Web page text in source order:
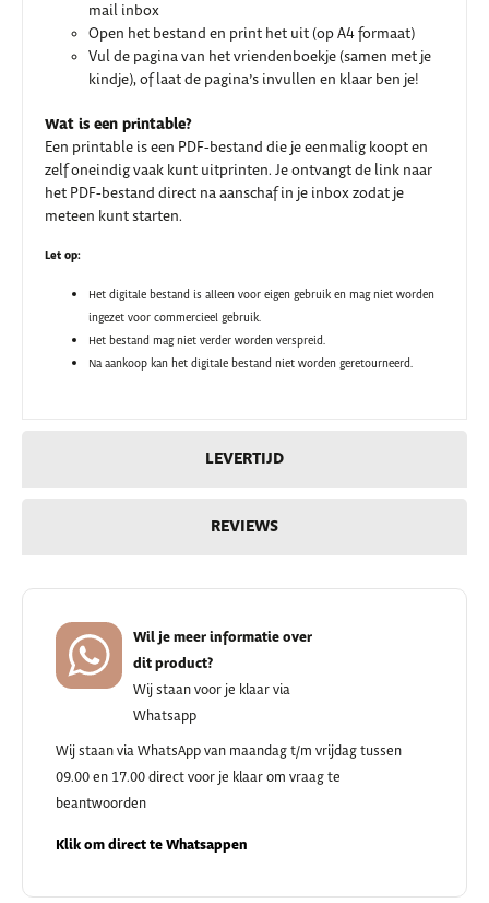
LEVERTIJD
REVIEWS
mail inbox
Open het bestand en print het uit (op A4 formaat)
Vul de pagina van het vriendenboekje (samen met je
kindje), of laat de pagina’s invullen en klaar ben je!
Wat is een printable?
Een printable is een PDF-bestand die je eenmalig koopt en
zelf oneindig vaak kunt uitprinten. Je ontvangt de link naar
het PDF-bestand direct na aanschaf in je inbox zodat je
meteen kunt starten.
Let op:
Het digitale bestand is alleen voor eigen gebruik en mag niet worden
ingezet voor commercieel gebruik.
Het bestand mag niet verder worden verspreid.
Na aankoop kan het digitale bestand niet worden geretourneerd.
Wil je meer informatie over
dit product?
Wij staan voor je klaar via
Whatsapp
Wij staan via WhatsApp van maandag t/m vrijdag tussen
09.00 en 17.00 direct voor je klaar om vraag te
beantwoorden
Klik om direct te Whatsappen